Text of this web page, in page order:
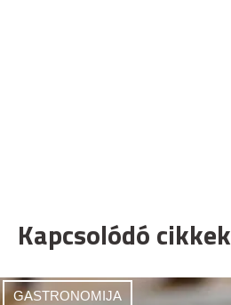
Kapcsolódó cikkek
GASTRONOMIJA